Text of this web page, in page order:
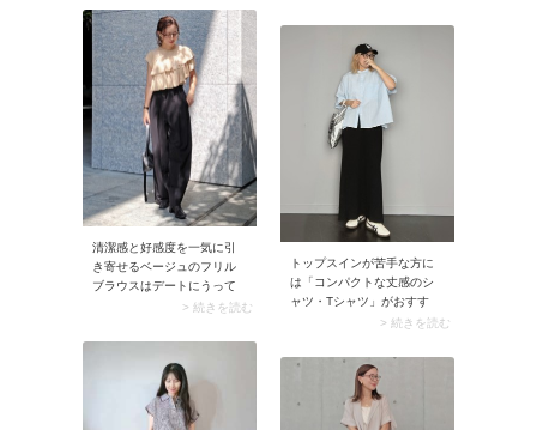
プル過ぎると感じたら、小
花柄のワイドパンツを選ん
でほんのり甘さを投入して
みましょう。Tシャツはラフ
にタックインしてすっきり
着こなすのが◎。
パンツは肌離れがよく風通
し抜群。ブラウスとのセッ
トアイテムで取り入れれ
ば、ダボッとしたパンツも
きれいめに着こなせます
清潔感と好感度を一気に引
き寄せるベージュのフリル
ブラウスはデートにうって
つけ。華があるトップスな
黒パンツを選ぶとバランス
よく仕上がります。会社帰
りにデートする、なんて日
にもおすすめのスタイリン
> 続きを読む
トップスインが苦手な方に
は「コンパクトな丈感のシ
ャツ・Tシャツ」がおすす
め。裾を出してもゾロリと
特のルーズ感が解消されま
す。そこにスポーティなキ
ャップを合わせると、夏ら
しく軽やかな着こなしに。
> 続きを読む